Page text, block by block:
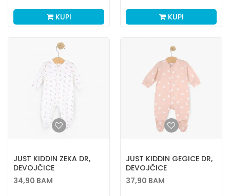
KUPI KUPI
JUST KIDDIN ZEKA DR,
DEVOJČICE
34,90 BAM
JUST KIDDIN GEGICE DR,
DEVOJČICE
37,90 BAM